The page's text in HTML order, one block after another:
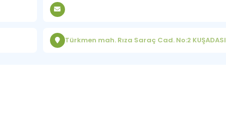
Türkmen mah. Rıza Saraç Cad. No:2 KUŞADASI